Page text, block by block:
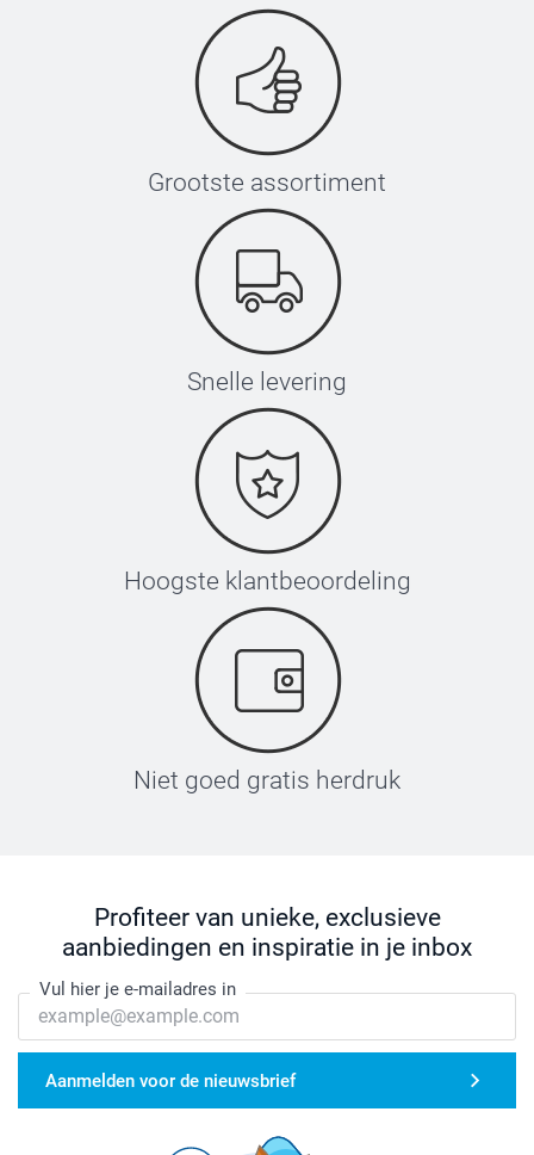
Grootste assortiment
Snelle levering
Hoogste klantbeoordeling
Niet goed gratis herdruk
Profiteer van unieke, exclusieve
aanbiedingen en inspiratie in je inbox
Vul hier je e-mailadres in
Aanmelden voor de nieuwsbrief